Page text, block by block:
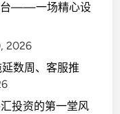
台——一场精心设
2026
数周、客服推
投资的第一堂风